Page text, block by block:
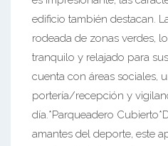
edificio también destacan.
rodeada de zonas verdes,
tranquilo y relajado para
cuenta con áreas sociales,
portería/recepción y
día.*Parqueadero
amantes del deporte, este